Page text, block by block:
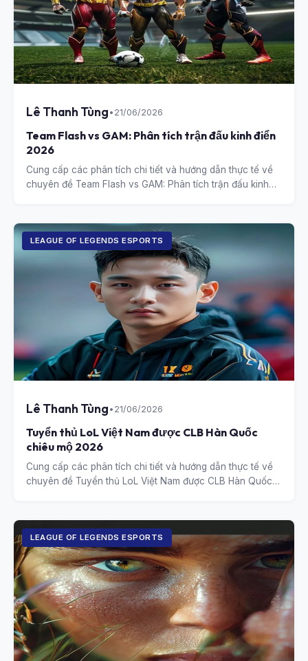
Lê Thanh Tùng • 21/06/2026
Team Flash vs GAM: Phân tích trận đấu kinh điển
2026
Cung cấp các phân tích chi tiết và hướng dẫn thực tế về
chuyên đề Team Flash vs GAM: Phân tích trận đấu kinh
LEAGUE OF LEGENDS ESPORTS
Lê Thanh Tùng • 21/06/2026
Tuyển thủ LoL Việt Nam được CLB Hàn Quốc
chiêu mộ 2026
Cung cấp các phân tích chi tiết và hướng dẫn thực tế về
chuyên đề Tuyển thủ LoL Việt Nam được CLB Hàn Quốc
LEAGUE OF LEGENDS ESPORTS